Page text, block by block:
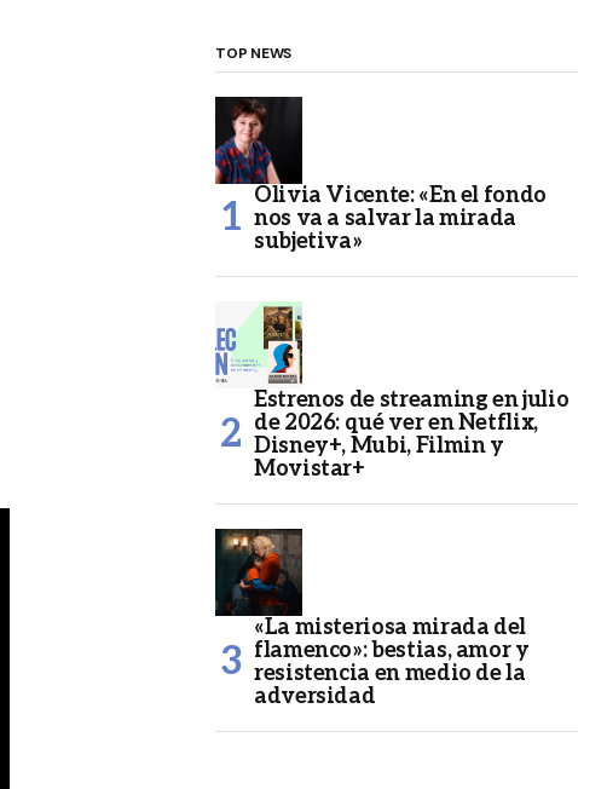
TOP NEWS
Olivia Vicente: «En el fondo
nos va a salvar la mirada
subjetiva»
Estrenos de streaming en julio
de 2026: qué ver en Netflix,
Disney+, Mubi, Filmin y
Movistar+
«La misteriosa mirada del
flamenco»: bestias, amor y
resistencia en medio de la
adversidad